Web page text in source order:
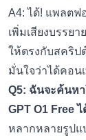
A4: ได้! แพลต
เพิ่มเสียงบรรย
ให้ตรงกับสคริป
มั่นใจว่าได้คอ
Q5: ฉันจะค้นห
GPT O1 Free
หลากหลายรูปแ